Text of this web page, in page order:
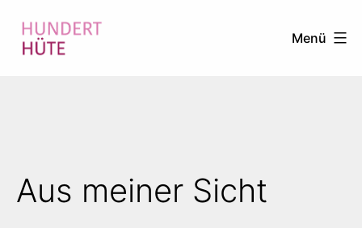
Inhalt
Menü
Aus meiner Sicht